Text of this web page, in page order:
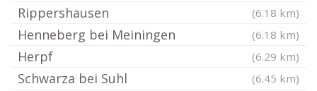
Rippershausen (6.18 km)
Henneberg bei Meiningen (6.18 km)
Herpf (6.29 km)
Schwarza bei Suhl (6.45 km)